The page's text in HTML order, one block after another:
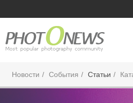
Новости События Статьи